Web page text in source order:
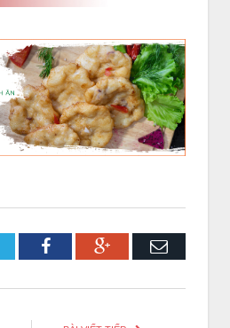
FacebookGoogle+Email